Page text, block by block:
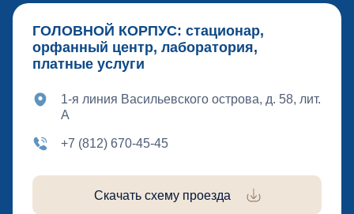
ГОЛОВНОЙ КОРПУС: стационар,
орфанный центр, лаборатория,
платные услуги
1-я линия Васильевского острова, д. 58, лит.
А
+7 (812) 670-45-45
Скачать схему проезда